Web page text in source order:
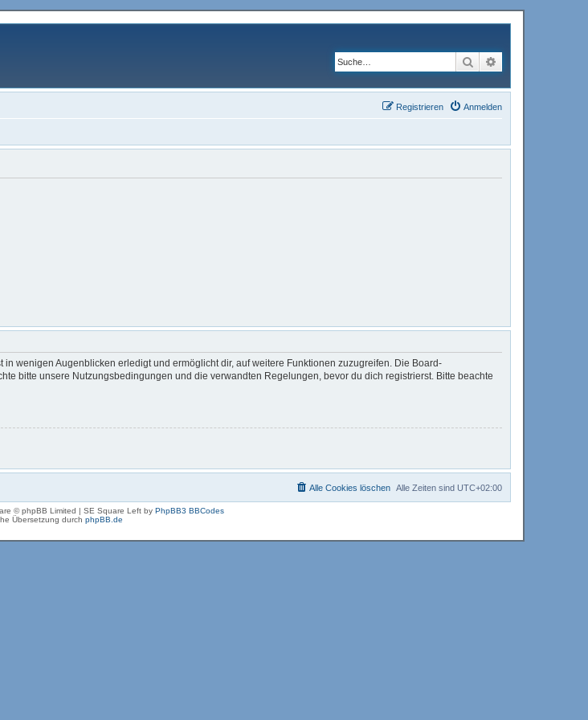
Suche
Anmelden
Registrieren
wenigen Augenblicken erledigt und ermöglicht dir, auf weitere Funktionen zuzugreifen. Die Board-
bitte unsere Nutzungsbedingungen und die verwandten Regelungen, bevor du dich registrierst. Bitte beachte
Alle Zeiten sind UTC+02:00
Alle Cookies löschen
© phpBB Limited | SE Square Left by PhpBB3 BBCodes
Übersetzung durch phpBB.de